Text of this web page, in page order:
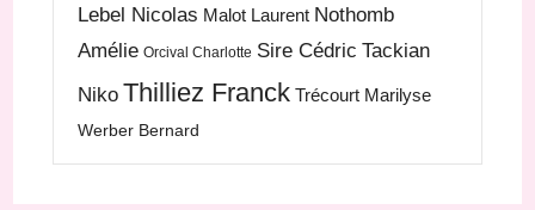
Lebel Nicolas Malot Laurent Nothomb
Amélie Orcival Charlotte Sire Cédric Tackian
Niko Thilliez Franck Trécourt Marilyse
Werber Bernard